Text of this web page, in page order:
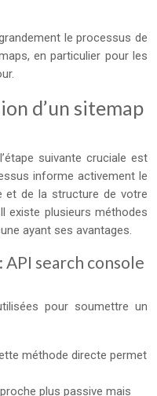
le processus de
en particulier pour les
d’un sitemap
suivante cruciale est
informe activement le
et de la structure de votre
existe plusieurs méthodes
ayant ses avantages.
search console
pour soumettre un
méthode directe permet
plus passive mais